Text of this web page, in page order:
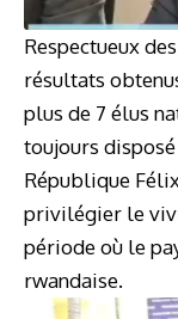
Respectueux
résultats
plus de 7 élus
toujours
République
privilégier le
période où le
rwandaise.